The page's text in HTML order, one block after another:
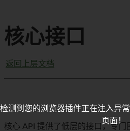
核心接口
返回上层文档
核心 API 提供了低层的接口，专
检测到您的浏览器插件正在注入异
页面！